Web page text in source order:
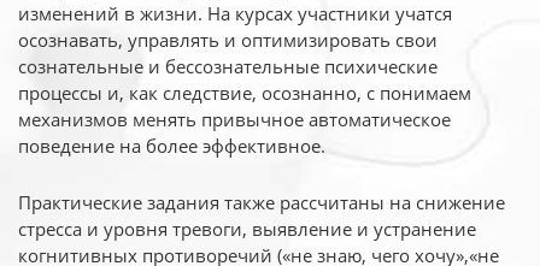
изменений в жизни. На курсах участники учатся
осознавать, управлять и оптимизировать свои
сознательные и бессознательные психические
процессы и, как следствие, осознанно, с понимаем
механизмов менять привычное автоматическое
поведение на более эффективное.
Практические задания также рассчитаны на снижение
стресса и уровня тревоги, выявление и устранение
когнитивных противоречий («не знаю, чего хочу»,«не